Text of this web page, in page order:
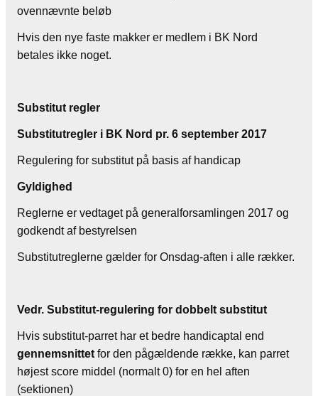
ovennævnte beløb
Hvis den nye faste makker er medlem i BK Nord
betales ikke noget.
Substitut regler
Substitutregler i BK Nord pr. 6 september 2017
Regulering for substitut på basis af handicap
Gyldighed
Reglerne er vedtaget på generalforsamlingen 2017 og
godkendt af bestyrelsen
Substitutreglerne gælder for Onsdag-aften i alle rækker.
Vedr. Substitut-regulering for dobbelt substitut
Hvis substitut-parret har et bedre handicaptal end
gennemsnittet for den pågældende række, kan parret
højest score middel (normalt 0) for en hel aften
(sektionen)